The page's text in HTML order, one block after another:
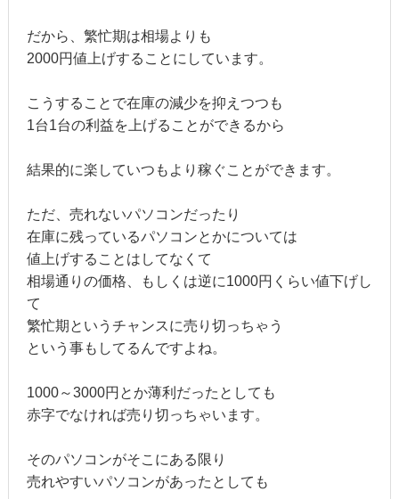
だから、繁忙期は相場よりも
2000円値上げすることにしています。
こうすることで在庫の減少を抑えつつも
1台1台の利益を上げることができるから
結果的に楽していつもより稼ぐことができます。
ただ、売れないパソコンだったり
在庫に残っているパソコンとかについては
値上げすることはしてなくて
相場通りの価格、もしくは逆に1000円くらい値下げし
て
繁忙期というチャンスに売り切っちゃう
という事もしてるんですよね。
1000～3000円とか薄利だったとしても
赤字でなければ売り切っちゃいます。
そのパソコンがそこにある限り
売れやすいパソコンがあったとしても